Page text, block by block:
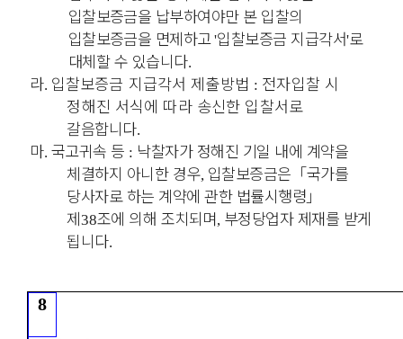
입찰보증금을 납부하여야만 본 입찰의
입찰보증금을 면제하고'입찰보증금 지급각서'로
대체할 수 있습니다.
라. 입찰보증금 지급각서 제출방법 : 전자입찰 시
정해진 서식에 따라 송신한 입찰서로
갈음합니다.
마. 국고귀속 등 : 낙찰자가 정해진 기일 내에 계약을
체결하지 아니한 경우, 입찰보증금은 「국가를
당사자로 하는 계약에 관한 법률시행령 」
제38조에 의해 조치되며, 부정당업자 제재를 받게
됩니다.
8